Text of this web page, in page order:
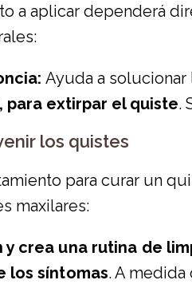
a aplicar dependerá
Ayuda a
para extirpar el quiste.
los quistes
para curar un
maxilares:
y crea una rutina de
los síntomas. A